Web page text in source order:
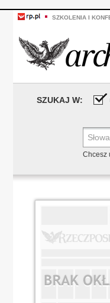
SZKOLENIA I
SZUKAJ W:
Chcesz